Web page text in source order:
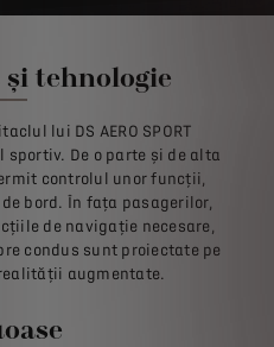
tehnologie
lui DS AERO SPORT
sportiv. De o parte și de alta
controlul unor funcții,
bord. În fața pasagerilor,
de navigație necesare,
condus sunt proiectate pe
augmentate.